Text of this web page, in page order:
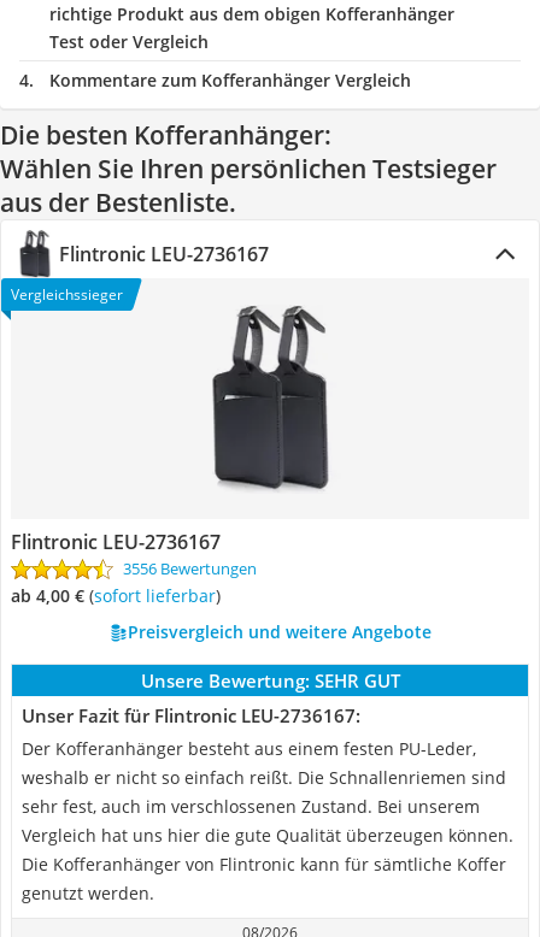
richtige Produkt aus dem obigen Kofferanhänger
Test oder Vergleich
Kommentare zum Kofferanhänger Vergleich
Die besten Kofferanhänger:
Wählen Sie Ihren persönlichen Testsieger
aus der Bestenliste.
Flintronic LEU-2736167
Vergleichssieger
Flintronic LEU-2736167
3556 Bewertungen
ab 4,00 € ( Sofort lieferbar)
Preisvergleich und weitere Angebote
Unsere Bewertung: SEHR GUT
Unser Fazit für Flintronic LEU-2736167:
Der Kofferanhänger besteht aus einem festen PU-Leder,
weshalb er nicht so einfach reißt. Die Schnallenriemen sind
sehr fest, auch im verschlossenen Zustand. Bei unserem
Vergleich hat uns hier die gute Qualität überzeugen können.
Die Kofferanhänger von Flintronic kann für sämtliche Koffer
genutzt werden.
08/2026